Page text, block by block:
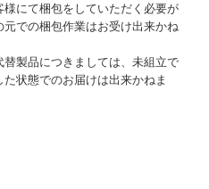
にて梱包をしていただく必要が
での梱包作業はお受け出来かね
替製品につきましては、未組立で
状態でのお届けは出来かねま